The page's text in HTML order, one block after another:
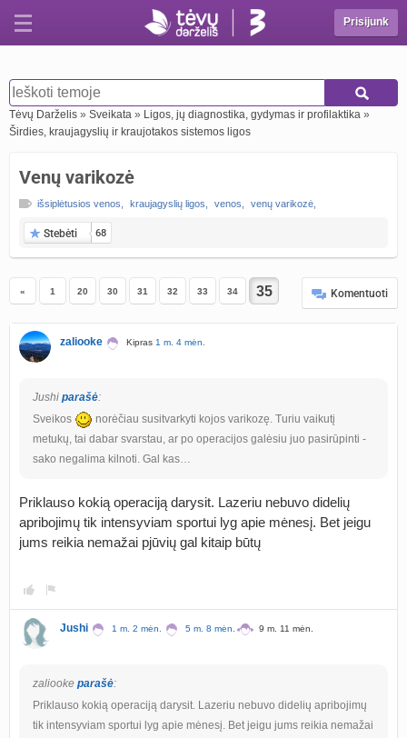
Prisijunk
Tėvų Darželis » Sveikata » Ligos, jų diagnostika, gydymas ir profilaktika »
Širdies, kraujagyslių ir kraujotakos sistemos ligos
Venų varikozė
išsiplėtusios venos kraujagyslių ligos venos venų varikozė
Stebėti 68
« 1 20 30 31 32 33 34 Komentuoti
zaliooke Kipras 1 m. 4 mėn.
Jushi parašė:
Sveikos
norėčiau susitvarkyti kojos varikozę. Turiu vaikutį
metukų, tai dabar svarstau, ar po operacijos galėsiu juo pasirūpinti -
sako negalima kilnoti. Gal kas…
Priklauso kokią operaciją darysit. Lazeriu nebuvo didelių
apribojimų tik intensyviam sportui lyg apie mėnesį. Bet jeigu
jums reikia nemažai pjūvių gal kitaip būtų
Jushi 1 m. 2 mėn. 5 m. 8 mėn. 9 m. 11 mėn.
zaliooke parašė:
Priklauso kokią operaciją darysit. Lazeriu nebuvo didelių apribojimų
tik intensyviam sportui lyg apie mėnesį. Bet jeigu jums reikia nemažai